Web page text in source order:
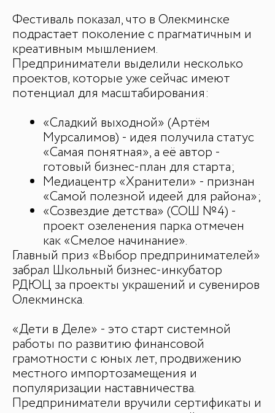
ДЛЯ СМИ
Медиакит
Контакты
Фестиваль показал, что в Олекминске
подрастает поколение с прагматичным и
креативным мышлением.
Предприниматели выделили несколько
проектов, которые уже сейчас имеют
потенциал для масштабирования:
«Сладкий выходной» (Артём
Мурсалимов) - идея получила статус
«Самая понятная», а её автор -
готовый бизнес-план для старта;
Медиацентр «Хранители» - признан
«Самой полезной идеей для района»;
«Созвездие детства» (СОШ №4) -
проект озеленения парка отмечен
как «Смелое начинание».
Главный приз «Выбор предпринимателей»
забрал Школьный бизнес-инкубатор
РДЮЦ за проекты украшений и сувениров
Олекминска.
«Дети в Деле» - это старт системной
работы по развитию финансовой
грамотности с юных лет, продвижению
местного импортозамещения и
популяризации наставничества.
Предприниматели вручили сертификаты и